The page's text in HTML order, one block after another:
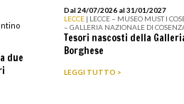
due
Dal 24/07/2026 al 31/01/2027
LECCE | LECCE – MUSEO MUST I
– GALLERIA NAZIONALE DI
Tesori nascosti della
Borghese
LEGGI TUTTO >